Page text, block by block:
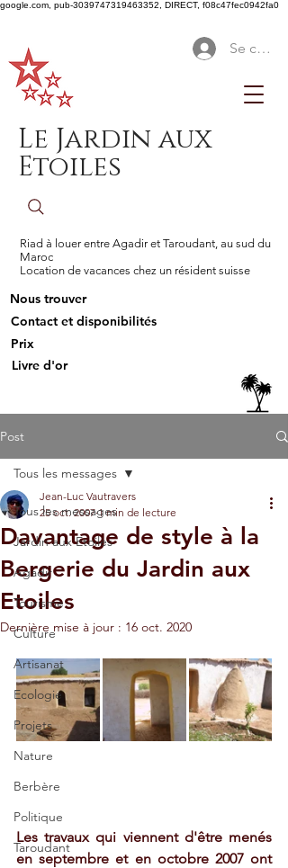
google.com, pub-3039747319463352, DIRECT, f08c47fec0942fa0
Se
Le Jardin aux
Etoiles
Riad à louer entre Agadir et Taroudant, au sud du
Maroc
Location de vacances chez un résident suisse
Nous trouver
Contact et disponibilités
Prix
Livre d'or
Post
Tous les messages
Jardin aux Etoiles
Agadir
Tourisme
Culture
Artisanat
Ecologie
Projets
Nature
Berbère
Politique
Taroudant
Tous les messages
Davantage de style à la
Bergerie du Jardin aux
Etoiles
Jean-Luc Vautravers
25 oct. 2007 1 min de lecture
Dernière mise à jour : 16 oct. 2020
Les travaux qui viennent d'être menés
en septembre et en octobre 2007 ont